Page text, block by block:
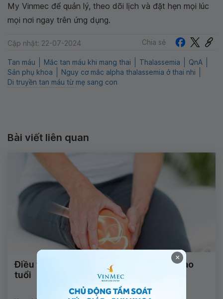
My Vinmec để quản lý, theo dõi lịch và đặt hẹn mọi lúc
mọi nơi ngay trên ứng dụng.
Cập nhật: 22-07-2024 Chia sẻ
Tan máu Mắc tan máu khi mang thai Thalassemia
QnA
Sản phụ khoa
Nguy cơ mắc alpha thalassemia ở thai nhi
Di truyền tan máu từ mẹ sang con
Bài viết liên quan
Điều trị đau cơ xương khớp cho người cao
tuổi
×